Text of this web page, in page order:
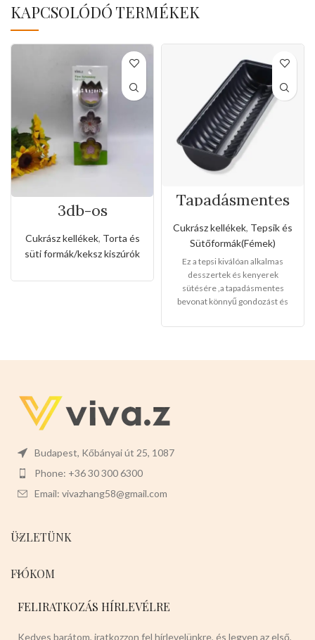
KAPCSOLÓDÓ TERMÉKEK
3db-os
virág formájú
kiszúró készlet
Cukrász kellékek, Torta és
süti formák/keksz kiszúrók
Tapadásmentes
forma(Kis méret)
Cukrász kellékek, Tepsik és
Sütőformák(Fémek)
Ez a tepsi kiválóan alkalmas
desszertek és kenyerek
sütésére ,a tapadásmentes
bevonat könnyű gondozást és
könnyen levehet,ez megkönnyíti
Budapest, Kőbányai út 25, 1087
Phone: +36 30 300 6300
Email: vivazhang58@gmail.com
ÜZLETÜNK
FIÓKOM
FELIRATKOZÁS HÍRLEVÉLRE
Kedves barátom, iratkozzon fel hírlevelünkre, és legyen az első,